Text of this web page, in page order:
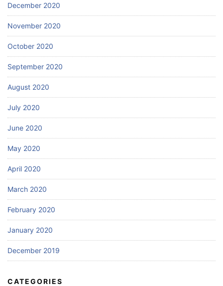
December 2020
November 2020
October 2020
September 2020
August 2020
July 2020
June 2020
May 2020
April 2020
March 2020
February 2020
January 2020
December 2019
CATEGORIES